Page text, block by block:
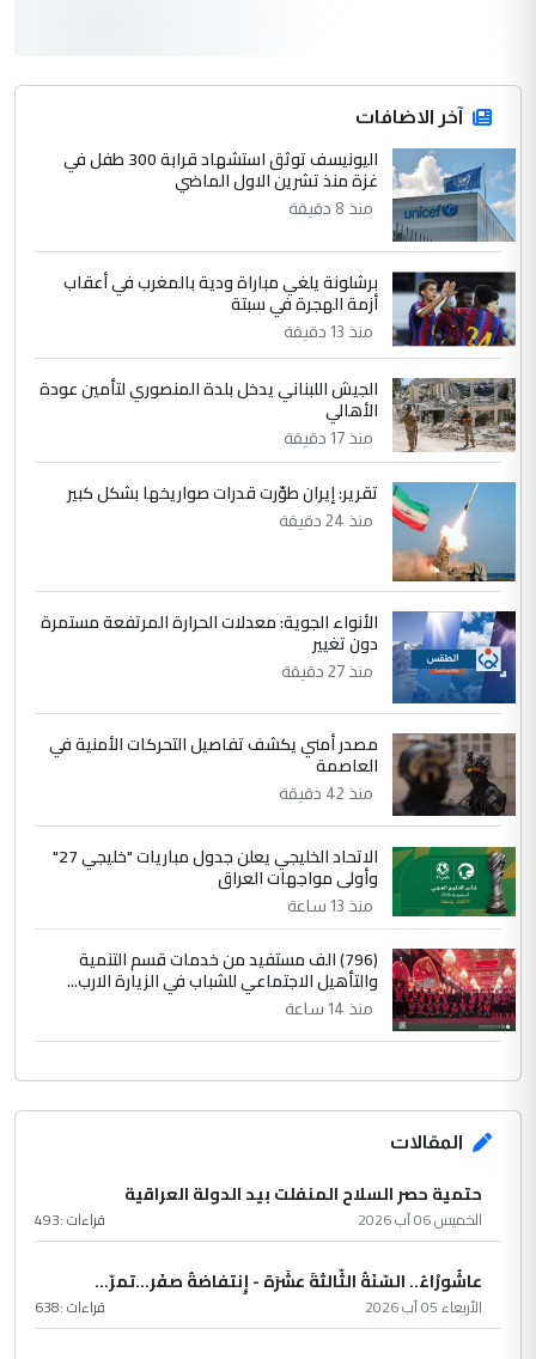
جنسية الرافد الثالث للعراق ومن اصول عريقة
ابا فرات ...
الموضوع :
الجواهري يرد على صدام حسين سل
مضجعيك يابن الزنا (نص كامل)
4 سردار
التعليق : واحد من عصابة علي ماما يسقط
جنسية الرافد الثالث للعراق ومن اصول عريقة
ابا فرات ...
الموضوع :
الجواهري يرد على صدام حسين سل
مضجعيك يابن الزنا (نص كامل)
التعليق : تحياتي لك استاذ حامدتركان. كلام
دقيق ومسؤول؛ فالاستثمار الحقيقي للإنسان
وثروات البلد يعتمد على الكفاءة ...
الموضوع :
بين الإهمال واغتصاب الأرض.. بلاد
الرافدين تعاني الجفاف والتصحر!!
آخر الاضافات
اليونيسف توثق استشهاد قرابة 300 طفل في
غزة منذ تشرين الاول الماضي
منذ 8 دقيقة
برشلونة يلغي مباراة ودية بالمغرب في أعقاب
أزمة الهجرة في سبتة
منذ 13 دقيقة
الجيش اللبناني يدخل بلدة المنصوري لتأمين عودة
الأهالي
منذ 17 دقيقة
تقرير: إيران طوّرت قدرات صواريخها بشكل كبير
منذ 24 دقيقة
الأنواء الجوية: معدلات الحرارة المرتفعة مستمرة
دون تغيير
منذ 27 دقيقة
مصدر أمني يكشف تفاصيل التحركات الأمنية في
العاصمة
منذ 42 دقيقة
الاتحاد الخليجي يعلن جدول مباريات "خليجي 27"
وأولى مواجهات العراق
منذ 13 ساعة
(796) الف مستفيد من خدمات قسم التنمية
والتأهيل الاجتماعي للشباب في الزيارة الارب...
منذ 14 ساعة
المقالات
حتمية حصر السلاح المنفلت بيد الدولة العراقية
الخميس 06 آب 2026 قراءات :493
عاشُورْاءُ.. السّنَةُ الثّالثةَ عشَرَة - إِنتفاضةُ صفَر…تمرّ...
الأربعاء 05 آب 2026 قراءات :638